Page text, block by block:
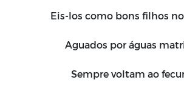
Eis-los como bons filhos
Aguados por águas
Sempre voltam ao